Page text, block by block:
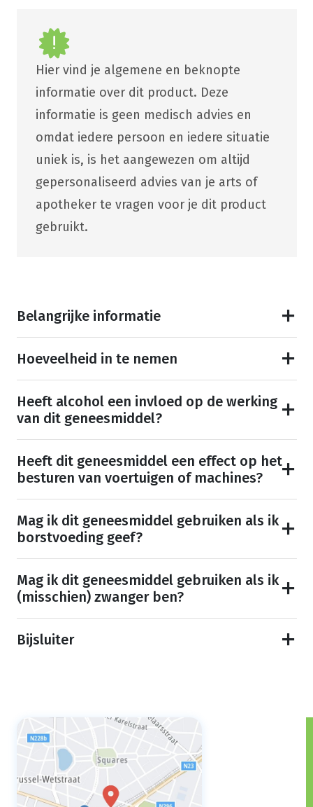
Hier vind je algemene en beknopte
informatie over dit product. Deze
informatie is geen medisch advies en
omdat iedere persoon en iedere situatie
uniek is, is het aangewezen om altijd
gepersonaliseerd advies van je arts of
apotheker te vragen voor je dit product
gebruikt.
Belangrijke informatie
Hoeveelheid in te nemen
Heeft alcohol een invloed op de werking
van dit geneesmiddel?
Heeft dit geneesmiddel een effect op het
besturen van voertuigen of machines?
Mag ik dit geneesmiddel gebruiken als ik
borstvoeding geef?
Mag ik dit geneesmiddel gebruiken als ik
(misschien) zwanger ben?
Bijsluiter